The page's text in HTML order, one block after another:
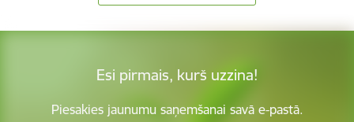
Esi pirmais, kurš uzzina!
Piesakies jaunumu saņemšanai savā e-pastā.